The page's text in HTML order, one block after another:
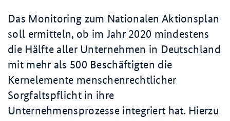
Das Monitoring zum Nationalen Aktionsplan
soll ermitteln, ob im Jahr 2020 mindestens
die Hälfte aller Unternehmen in Deutschland
mit mehr als 500 Beschäftigten die
Kernelemente menschenrechtlicher
Sorgfaltspflicht in ihre
Unternehmensprozesse integriert hat. Hierzu